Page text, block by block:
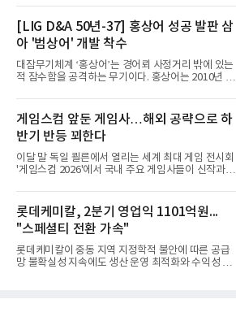
[LIG D&A 50년-37] 홍상어 성공 발판 삼
아 '범상어' 개발 착수
대잠무기체계 ‘홍상어’는 경어뢰 사정거리 밖에 있는
적 잠수함을 공격하는 무기이다. 홍상어는 2010년 넥
이뤄졌다. 이후 2012년 한국형 구축함(KDX-1) 이상
의 함정에 실전 배치됐다.그해 7월 해군은 동해상에서
성능 검증을 위해 홍상어 시험발사를 실시했다. 이때
홍상어가 목표 지점에서 입수한 후 표적을 타격하지
못하고 물속에서 멈춰버리는 예상 밖의 일이 벌어졌
다. 2차 품질확인 사격 시험에서도 만족스러운 결과를
얻지 못했다. 완벽한 신뢰성 확보를 위해 LIG넥스원은
분야를
게임스컴 앞둔 게임사…해외 공략으로 하
반기 반등 꾀한다
이달 말 독일 쾰른에서 열리는 세계 최대 게임 전시회
'게임스컴 2026'에서 국내 주요 게임사들이 신작과 글
체별로 엇갈린 가운데 하반기 신작 흥행과 해외 시장
성과가 실적을 좌우할 핵심 변수로 떠오르고 있다.8일
업계에 따르면 올해 상반기 게임업계는 기업별 성적
표가 크게 갈렸다. 대표적으로 크래프톤은 'PUBG: 배
틀그라운드'의 안정적인 성장에 힘입어 상반기 연결
기준 매출 2조6616억원, 영업이익 9725억원으로 역
대 최대 실적을 기록했다. 엔씨도 올해 출시한 '아이온
롯데케미칼, 2분기 영업익 1101억원...
"스페셜티 전환 가속"
롯데케미칼이 중동 지역 지정학적 불안에 따른 공급
망 불확실성 지속에도 생산 운영 최적화와 수익성 중